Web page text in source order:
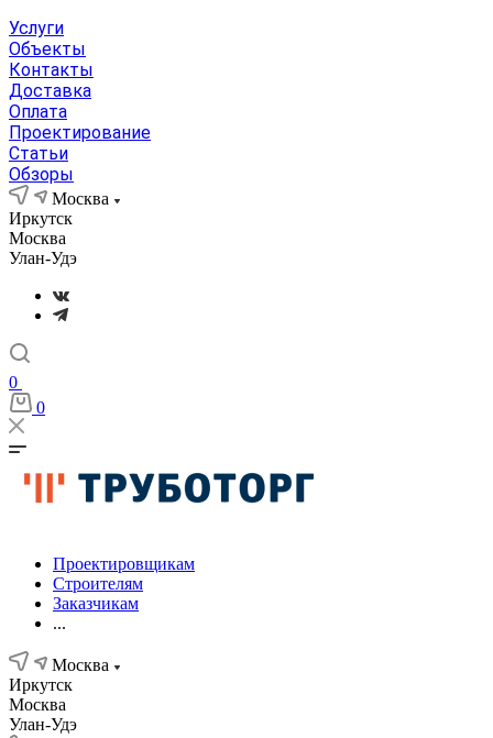
Услуги
Объекты
Контакты
Доставка
Оплата
Проектирование
Статьи
Обзоры
Москва
Иркутск
Москва
Улан-Удэ
0
0
Проектировщикам
Строителям
Заказчикам
...
Москва
Иркутск
Москва
Улан-Удэ